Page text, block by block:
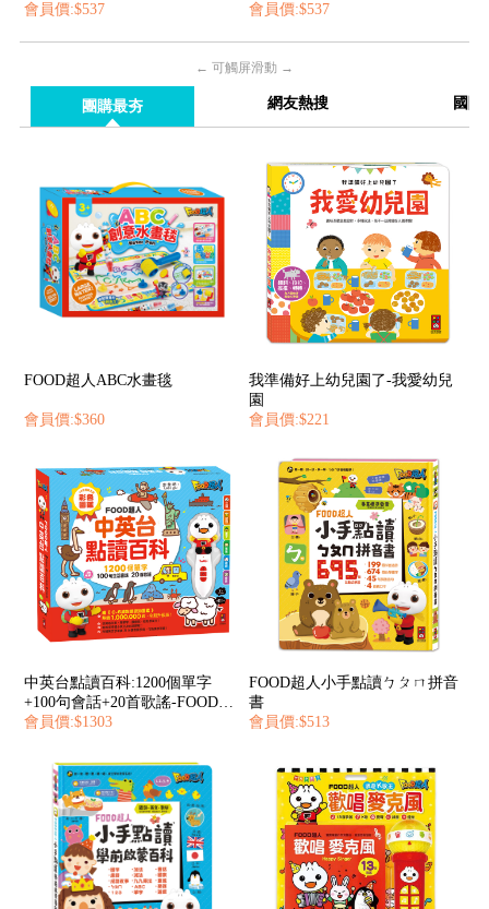
會員價:$537
會員價:$537
← 可觸屏滑動 →
團購最夯 網友熱搜 國際
FOOD超人ABC水畫毯
會員價:$360
我準備好上幼兒園了-我愛幼兒
園
會員價:$221
中英台點讀百科:1200個單字
+100句會話+20首歌謠-FOOD超
人
會員價:$1303
FOOD超人小手點讀ㄅㄆㄇ拼音
書
會員價:$513